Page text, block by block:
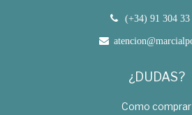
(+34) 91 304 33
¿DUDAS?
Como comprar